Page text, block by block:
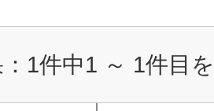
1件中1 ～ 1件目